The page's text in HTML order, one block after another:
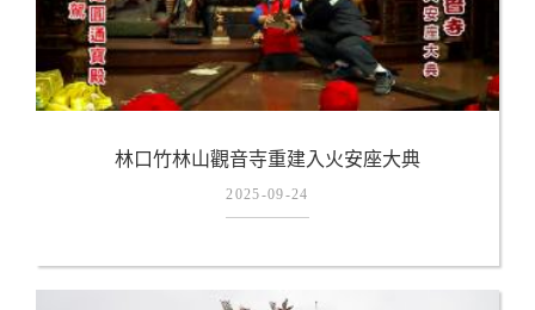
林口竹林山觀音寺重建入火安座大典
2025-09-24